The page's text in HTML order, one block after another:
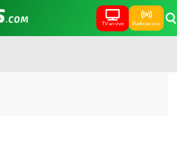
TV en vivo Radio en vivo